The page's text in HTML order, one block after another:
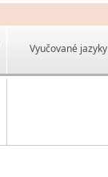
Vyučované jazyky